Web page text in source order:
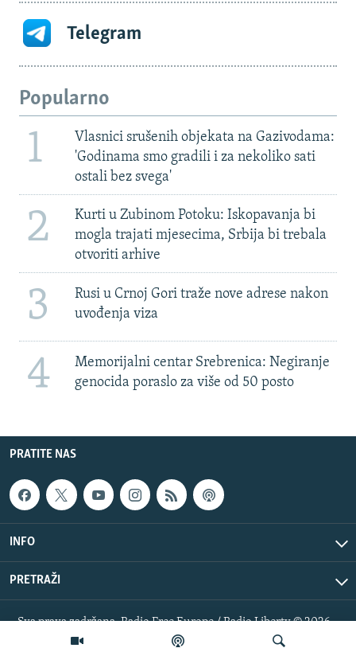
Telegram
Popularno
1
Vlasnici srušenih objekata na Gazivodama:
'Godinama smo gradili i za nekoliko sati
ostali bez svega'
2
Kurti u Zubinom Potoku: Iskopavanja bi
mogla trajati mjesecima, Srbija bi trebala
otvoriti arhive
3
Rusi u Crnoj Gori traže nove adrese nakon
uvođenja viza
4
Memorijalni centar Srebrenica: Negiranje
genocida poraslo za više od 50 posto
PRATITE NAS
INFO
PRETRAŽI
Sva prava zadržana. Radio Free Europe / Radio Liberty © 2026
RFE/RL, Inc.